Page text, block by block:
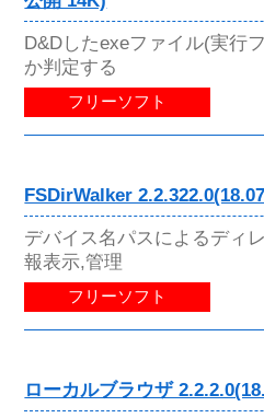
D&Dしたexeファイル(実行
か判定する
フリーソフト
FSDirWalker
デバイス名パスによるディ
報表示,管理
フリーソフト
ローカルブラウザ